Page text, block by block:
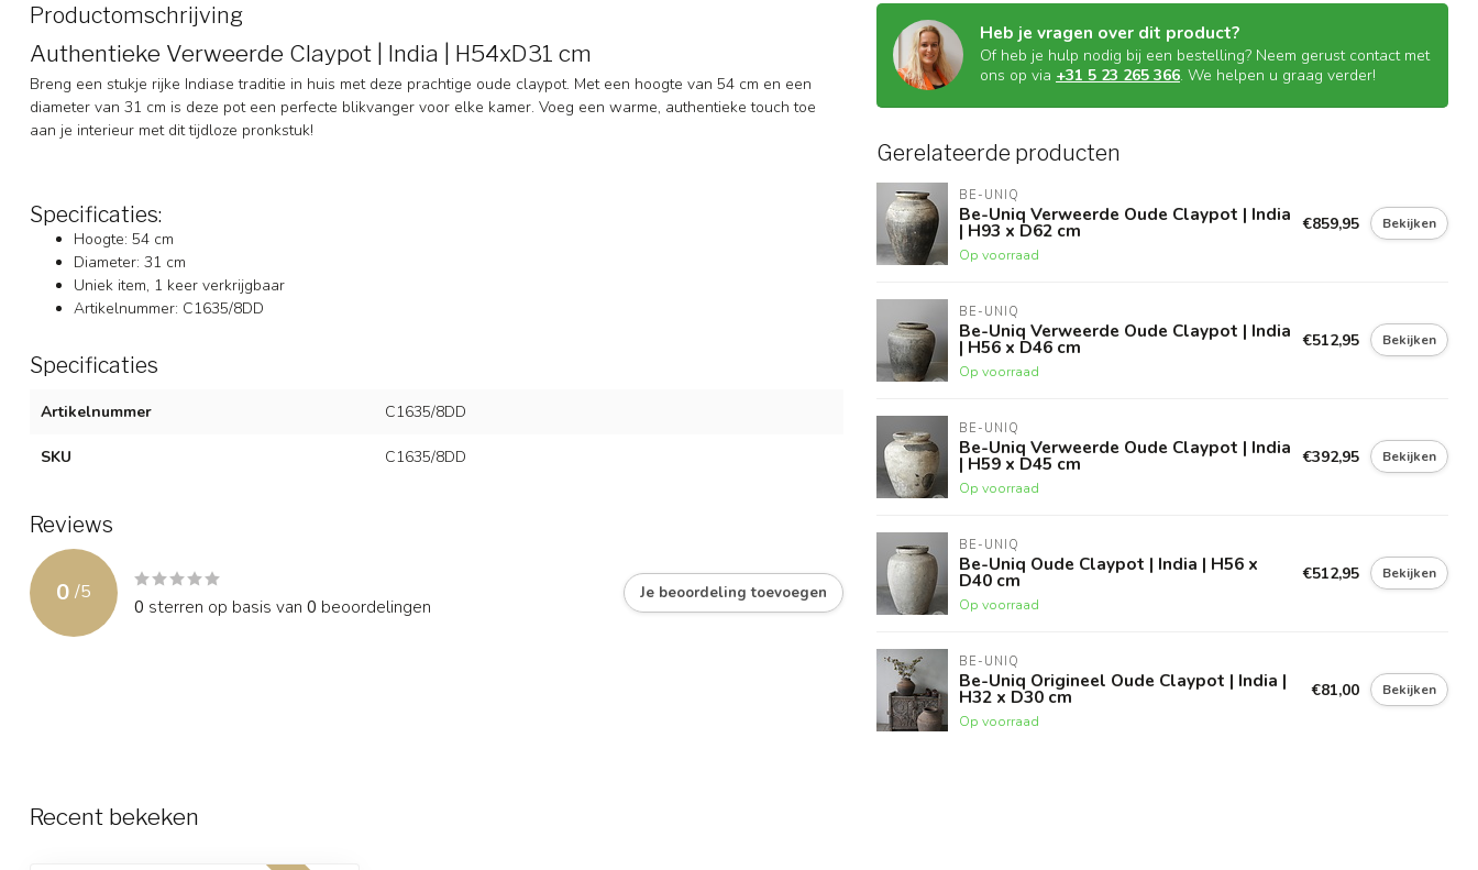
Productomschrijving
Authentieke Verweerde Claypot | India | H54xD31 cm
Breng een stukje rijke Indiase traditie in huis met deze prachtige oude claypot. Met een hoogte van 54 cm en een
diameter van 31 cm is deze pot een perfecte blikvanger voor elke kamer. Voeg een warme, authentieke touch toe
aan je interieur met dit tijdloze pronkstuk!
Specificaties:
Hoogte: 54 cm
Diameter: 31 cm
Uniek item, 1 keer verkrijgbaar
Artikelnummer: C1635/8DD
Specificaties
Artikelnummer C1635/8DD
SKU C1635/8DD
Reviews
0 /5
0 sterren op basis van 0 beoordelingen
Je beoordeling toevoegen
Heb je vragen over dit product?
Of heb je hulp nodig bij een bestelling? Neem gerust contact met
ons op via +31 5 23 265 366. We helpen u graag verder!
Gerelateerde producten
BE-UNIQ
Be-Uniq Verweerde Oude Claypot | India
| H93 x D62 cm
Op voorraad
€859,95 Bekijken
BE-UNIQ
Be-Uniq Verweerde Oude Claypot | India
| H56 x D46 cm
Op voorraad
€512,95 Bekijken
BE-UNIQ
Be-Uniq Verweerde Oude Claypot | India
| H59 x D45 cm
Op voorraad
€392,95 Bekijken
BE-UNIQ
Be-Uniq Oude Claypot | India | H56 x
D40 cm
Op voorraad
€512,95 Bekijken
BE-UNIQ
Be-Uniq Origineel Oude Claypot | India |
H32 x D30 cm
Op voorraad
€81,00 Bekijken
Recent bekeken